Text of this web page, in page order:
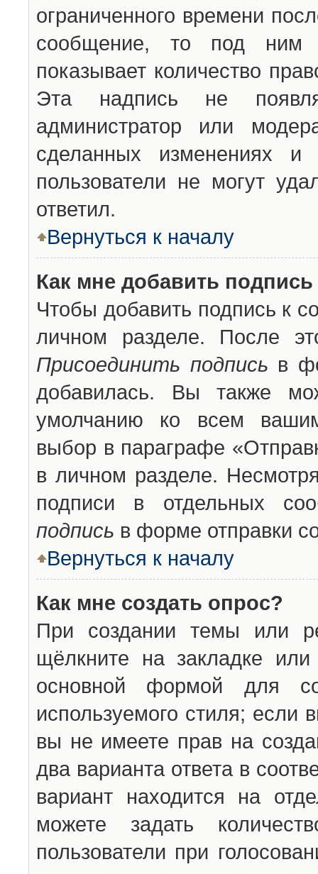
ограниченного времени
сообщение, то под ним
показывает количество
Эта надпись не
администратор или
сделанных изменениях
пользователи не могут
ответил.
Вернуться к началу
Как мне добавить
Чтобы добавить подпись к
личном разделе. После
Присоединить подпись в
добавилась. Вы также
умолчанию ко всем
выбор в параграфе
в личном разделе.
подписи в отдельных
подпись в форме отправки
Вернуться к началу
Как мне создать опрос?
При создании темы или
щёлкните на закладке
основной формой для
используемого стиля; если
вы не имеете прав на
два варианта ответа в
вариант находится на
можете задать
пользователи при